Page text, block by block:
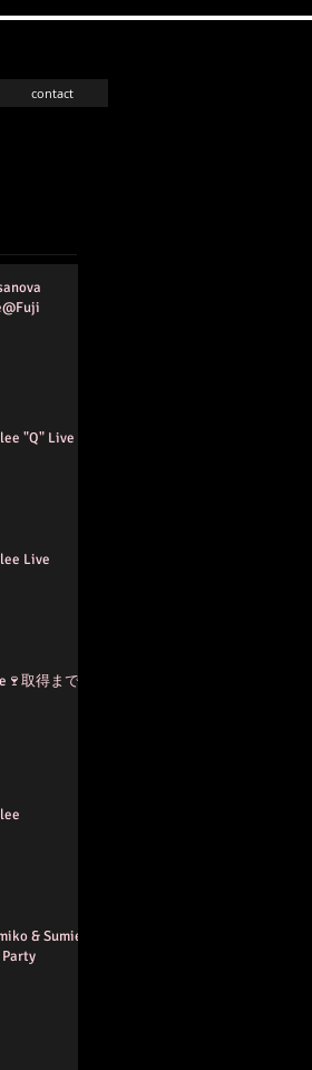
contact
"Q" Live
Live
取得まで
& Sumie